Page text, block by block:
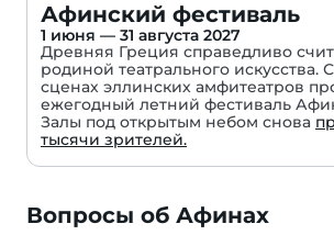
Афинский фестиваль
1 июня — 31 августа 2027
Древняя Греция справедливо
родиной театрального искусства. С
сценах эллинских амфитеатров
ежегодный летний фестиваль
Залы под открытым небом снова
тысячи зрителей.
Вопросы об Афинах